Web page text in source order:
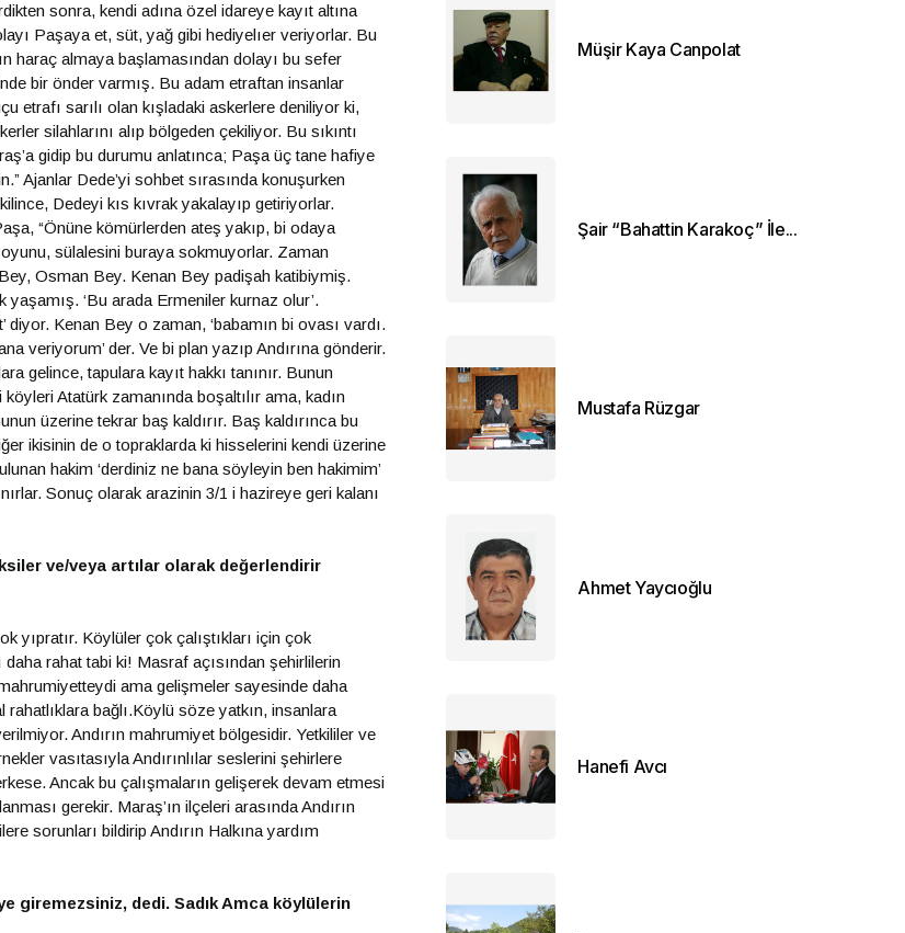
sonra, kendi adına özel idareye kayıt altına
Paşaya et, süt, yağ gibi hediyelıer veriyorlar. Bu
haraç almaya başlamasından dolayı bu sefer
bir önder varmış. Bu adam etraftan insanlar
etrafı sarılı olan kışladaki askerlere deniliyor ki,
silahlarını alıp bölgeden çekiliyor. Bu sıkıntı
gidip bu durumu anlatınca; Paşa üç tane hafiye
Ajanlar Dede’yi sohbet sırasında konuşurken
Dedeyi kıs kıvrak yakalayıp getiriyorlar.
“Önüne kömürlerden ateş yakıp, bi odaya
sülalesini buraya sokmuyorlar. Zaman
Osman Bey. Kenan Bey padişah katibiymiş.
yaşamış. ‘Bu arada Ermeniler kurnaz olur’.
diyor. Kenan Bey o zaman, ‘babamın bi ovası vardı.
veriyorum’ der. Ve bi plan yazıp Andırına gönderir.
gelince, tapulara kayıt hakkı tanınır. Bunun
Atatürk zamanında boşaltılır ama, kadın
üzerine tekrar baş kaldırır. Baş kaldırınca bu
ikisinin de o topraklarda ki hisselerini kendi üzerine
hakim ‘derdiniz ne bana söyleyin ben hakimim’
Sonuç olarak arazinin 3/1 i hazireye geri kalanı
ve/veya artılar olarak değerlendirir
yıpratır. Köylüler çok çalıştıkları için çok
rahat tabi ki! Masraf açısından şehirlilerin
ama gelişmeler sayesinde daha
bağlı.Köylü söze yatkın, insanlara
Andırın mahrumiyet bölgesidir. Yetkililer ve
vasıtasıyla Andırınlılar seslerini şehirlere
Ancak bu çalışmaların gelişerek devam etmesi
gerekir. Maraş’ın ilçeleri arasında Andırın
sorunları bildirip Andırın Halkına yardım
giremezsiniz, dedi. Sadık Amca köylülerin
Müşir Kaya Canpolat
Şair “Bahattin Karakoç” İle...
Mustafa Rüzgar
Ahmet Yaycıoğlu
Hanefi Avcı